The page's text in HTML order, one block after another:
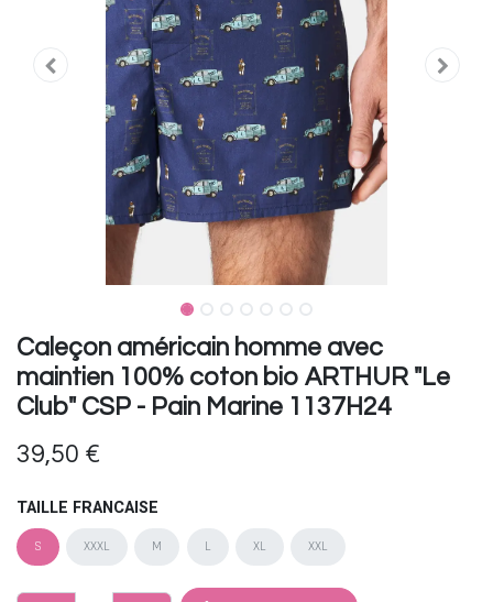
Caleçon américain homme avec
maintien 100% coton bio ARTHUR "Le
Club" CSP - Pain Marine 1137H24
39,50 €
TAILLE FRANCAISE
S XXXL M L XL XXL